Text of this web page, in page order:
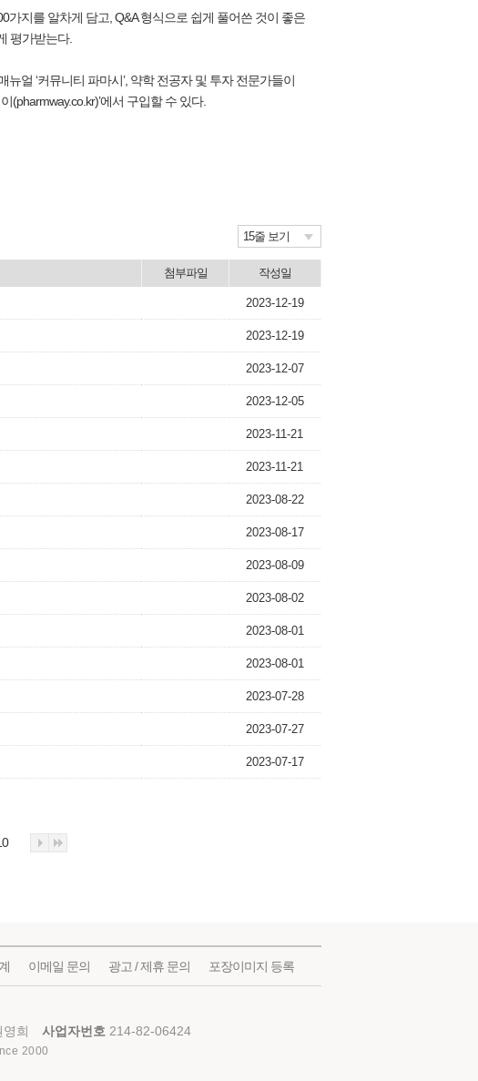
지를 알차게 담고, Q&A 형식으로 쉽게 풀어쓴 것이 좋은
평가받는다.
뉴얼 ‘커뮤니티 파마시’, 약학 전공자 및 투자 전문가들이
(pharmway.co.kr)’에서 구입할 수 있다.
15줄 보기
첨부파일 작성일
2023-12-19
2023-12-19
2023-12-07
2023-12-05
2023-11-21
2023-11-21
2023-08-22
2023-08-17
2023-08-09
2023-08-02
2023-08-01
2023-08-01
2023-07-28
2023-07-27
2023-07-17
이메일 문의 광고 / 제휴 문의 포장이미지 등록
영희 사업자번호 214-82-06424
2000